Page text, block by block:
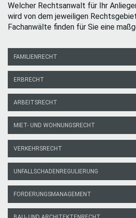
Welcher Rechtsanwalt für Ihr
wird von dem jeweiligen
Fachanwälte finden für Sie eine
Navigation
überspringen
FAMILIENRECHT
ERBRECHT
ARBEITSRECHT
MIET- UND WOHNUNGSRECHT
VERKEHRSRECHT
UNFALLSCHADENREGULIERUNG
FORDERUNGSMANAGEMENT